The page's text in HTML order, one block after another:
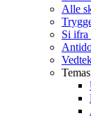
Alle
Si ifra